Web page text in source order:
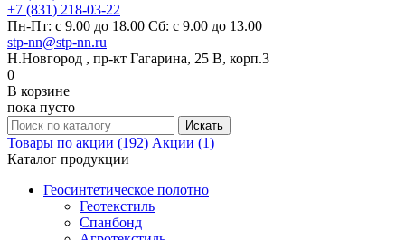
+7 (831) 218-03-22
Пн-Пт: с 9.00 до 18.00 Сб: с 9.00 до 13.00
stp-nn@stp-nn.ru
Н.Новгород , пр-кт Гагарина, 25 В, корп.3
0
В корзине
пока пусто
Товары по акции (192) Акции (1)
Каталог продукции
Геосинтетическое полотно
Геотекстиль
Спанбонд